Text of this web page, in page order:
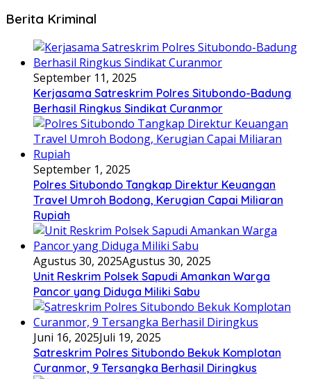
Berita Kriminal
September 11, 2025
Kerjasama Satreskrim Polres Situbondo-Badung
Berhasil Ringkus Sindikat Curanmor
September 1, 2025
Polres Situbondo Tangkap Direktur Keuangan
Travel Umroh Bodong, Kerugian Capai Miliaran
Rupiah
Agustus 30, 2025Agustus 30, 2025
Unit Reskrim Polsek Sapudi Amankan Warga
Pancor yang Diduga Miliki Sabu
Juni 16, 2025Juli 19, 2025
Satreskrim Polres Situbondo Bekuk Komplotan
Curanmor, 9 Tersangka Berhasil Diringkus